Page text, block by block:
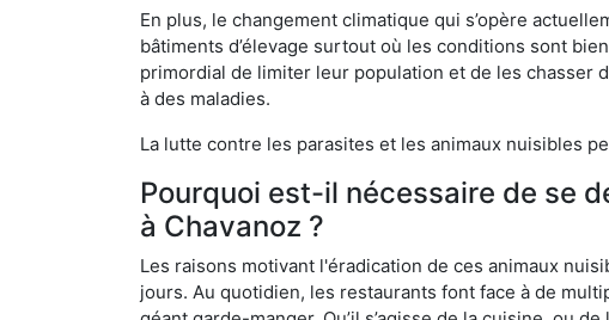
En plus, le changement climatique qui s’opère
bâtiments d’élevage surtout où les conditions sont
primordial de limiter leur population et de les chasser
à des maladies.
La lutte contre les parasites et les animaux nuisibles
Pourquoi est-il nécessaire de se
à Chavanoz ?
Les raisons motivant l'éradication de ces animaux
jours. Au quotidien, les restaurants font face à de